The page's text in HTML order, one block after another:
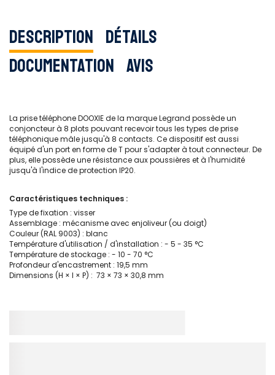
Description Détails
Documentation Avis
La prise téléphone DOOXIE de la marque Legrand possède un
conjoncteur à 8 plots pouvant recevoir tous les types de prise
téléphonique mâle jusqu'à 8 contacts. Ce dispositif est aussi
équipé d'un port en forme de T pour s'adapter à tout connecteur. De
plus, elle possède une résistance aux poussières et à l'humidité
jusqu'à l'indice de protection IP20.
Caractéristiques techniques :
Type de fixation : visser
Assemblage : mécanisme avec enjoliveur (ou doigt)
Couleur (RAL 9003) : blanc
Température d'utilisation / d'installation : - 5 - 35 °C
Température de stockage : - 10 - 70 °C
Profondeur d'encastrement : 19,5 mm
Dimensions (H × l × P) : 73 × 73 × 30,8 mm